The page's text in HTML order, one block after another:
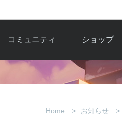
コミュニティ
自由掲示板
画像掲示板
ショップ
Y.Pの購入
アイテムカタロ
Home お知らせ